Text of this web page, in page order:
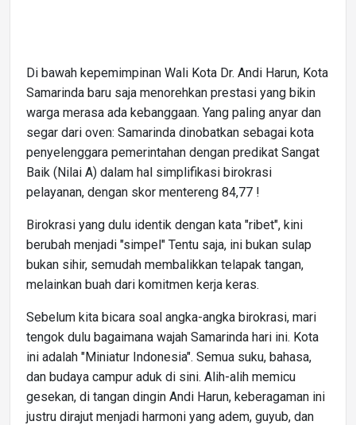
Di bawah kepemimpinan Wali Kota Dr. Andi Harun, Kota
Samarinda baru saja menorehkan prestasi yang bikin
warga merasa ada kebanggaan. Yang paling anyar dan
segar dari oven: Samarinda dinobatkan sebagai kota
penyelenggara pemerintahan dengan predikat Sangat
Baik (Nilai A) dalam hal simplifikasi birokrasi
pelayanan, dengan skor mentereng 84,77 !
Birokrasi yang dulu identik dengan kata "ribet", kini
berubah menjadi "simpel" Tentu saja, ini bukan sulap
bukan sihir, semudah membalikkan telapak tangan,
melainkan buah dari komitmen kerja keras.
Sebelum kita bicara soal angka-angka birokrasi, mari
tengok dulu bagaimana wajah Samarinda hari ini. Kota
ini adalah "Miniatur Indonesia". Semua suku, bahasa,
dan budaya campur aduk di sini. Alih-alih memicu
gesekan, di tangan dingin Andi Harun, keberagaman ini
justru dirajut menjadi harmoni yang adem, guyub, dan